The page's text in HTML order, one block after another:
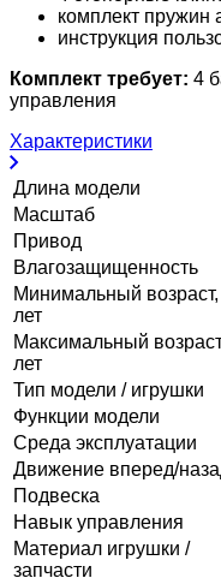
комплект пружин
инструкция
Комплект требует: 4
управления
Характеристики
Длина модели
Масштаб
Привод
Влагозащищенность
Минимальный возраст,
лет
Максимальный
лет
Тип модели / игрушки
Функции модели
Среда эксплуатации
Движение вперед/
Подвеска
Навык управления
Материал игрушки /
запчасти